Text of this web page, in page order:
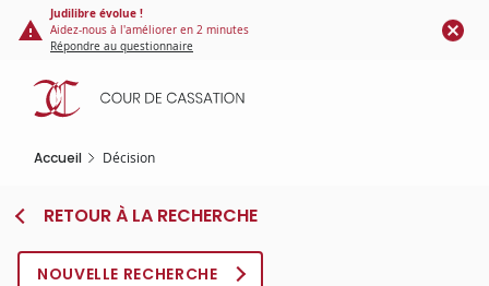
Panneau de gestion des cookies
contenu
principal
Judilibre évolue !
Aidez-nous à l'améliorer en 2 minutes
Répondre au questionnaire
Accueil Décision
RETOUR À LA RECHERCHE
NOUVELLE RECHERCHE